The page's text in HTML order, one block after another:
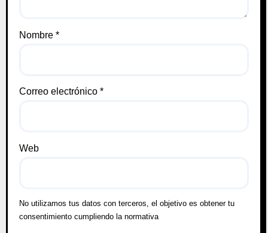
Nombre *
Correo electrónico *
Web
No utilizamos tus datos con terceros, el objetivo es obtener tu
consentimiento cumpliendo la normativa